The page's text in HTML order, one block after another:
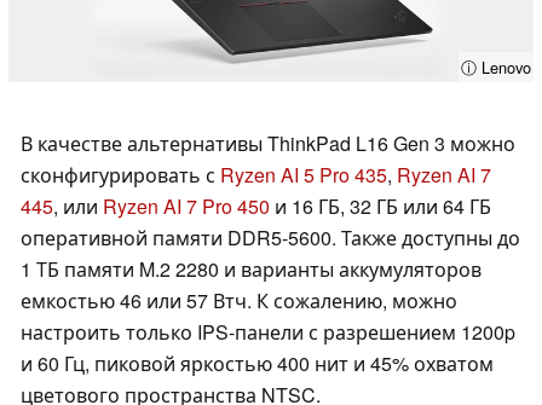
ⓘ Lenovo
В качестве альтернативы ThinkPad L16 Gen 3 можно
сконфигурировать с Ryzen AI 5 Pro 435, Ryzen AI 7
445, или Ryzen AI 7 Pro 450 и 16 ГБ, 32 ГБ или 64 ГБ
оперативной памяти DDR5-5600. Также доступны до
1 ТБ памяти M.2 2280 и варианты аккумуляторов
емкостью 46 или 57 Втч. К сожалению, можно
настроить только IPS-панели с разрешением 1200p
и 60 Гц, пиковой яркостью 400 нит и 45% охватом
цветового пространства NTSC.